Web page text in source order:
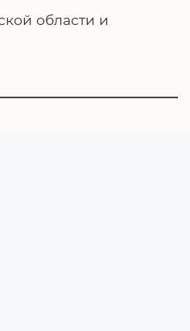
области и